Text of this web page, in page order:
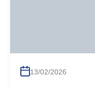
13/02/2026